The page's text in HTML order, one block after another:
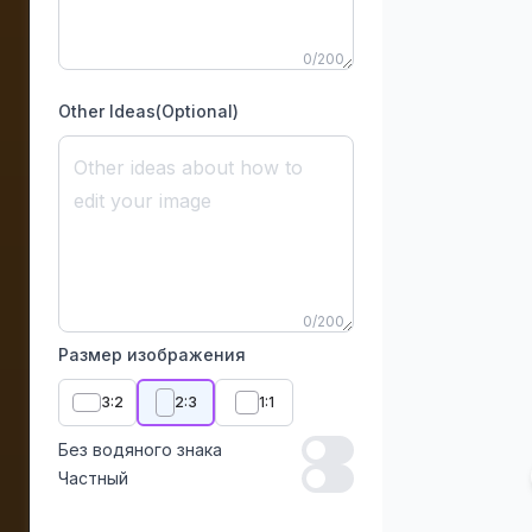
0/200
Other Ideas(Optional)
0/200
Размер изображения
3:2 2:3 1:1
Без водяного знака
Без водяного знака
Частный
Частный